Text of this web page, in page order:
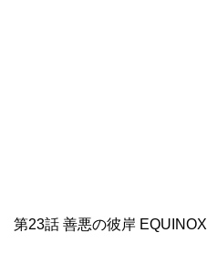
第23話 善悪の彼岸 EQUINOX